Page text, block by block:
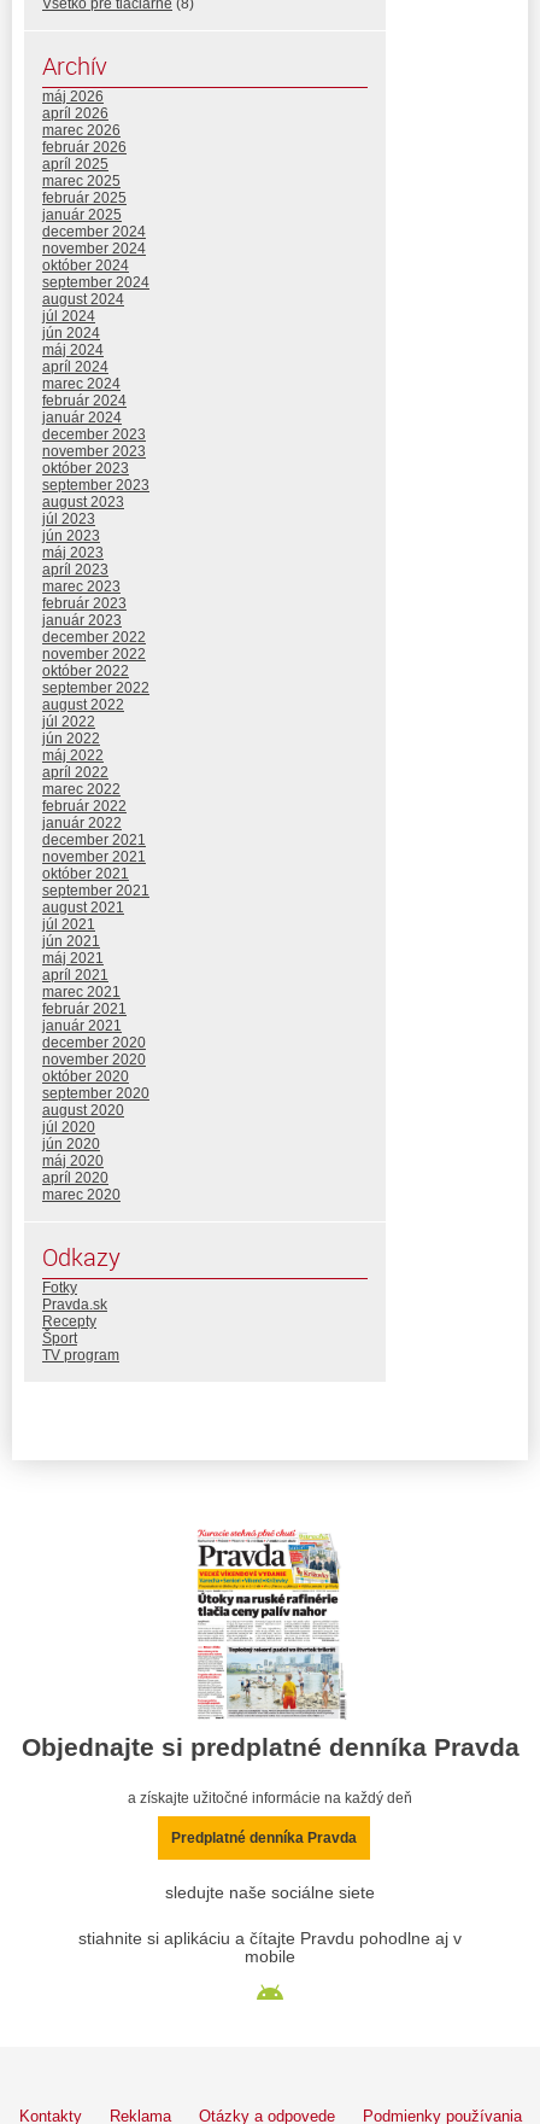
Všetko pre tlačiarne (8)
Archív
máj 2026
apríl 2026
marec 2026
február 2026
apríl 2025
marec 2025
február 2025
január 2025
december 2024
november 2024
október 2024
september 2024
august 2024
júl 2024
jún 2024
máj 2024
apríl 2024
marec 2024
február 2024
január 2024
december 2023
november 2023
október 2023
september 2023
august 2023
júl 2023
jún 2023
máj 2023
apríl 2023
marec 2023
február 2023
január 2023
december 2022
november 2022
október 2022
september 2022
august 2022
júl 2022
jún 2022
máj 2022
apríl 2022
marec 2022
február 2022
január 2022
december 2021
november 2021
október 2021
september 2021
august 2021
júl 2021
jún 2021
máj 2021
apríl 2021
marec 2021
február 2021
január 2021
december 2020
november 2020
október 2020
september 2020
august 2020
júl 2020
jún 2020
máj 2020
apríl 2020
marec 2020
Odkazy
Fotky
Pravda.sk
Recepty
Šport
TV program
Objednajte si predplatné denníka Pravda
a získajte užitočné informácie na každý deň
Predplatné denníka Pravda
sledujte naše sociálne siete
stiahnite si aplikáciu a čítajte Pravdu pohodlne aj v
mobile
Kontakty Reklama Otázky a odpovede Podmienky používania